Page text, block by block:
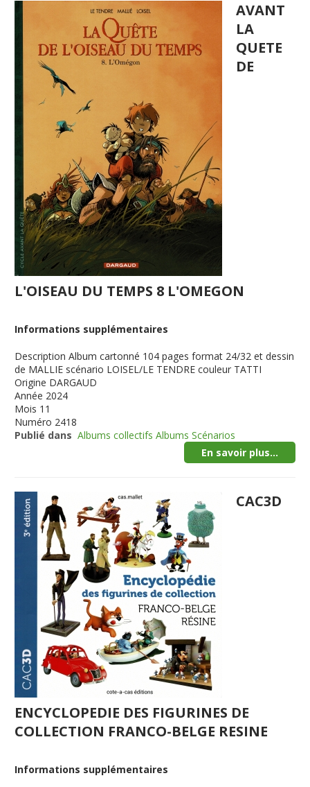
AVANT
LA
QUETE
DE
L'OISEAU DU TEMPS 8 L'OMEGON
Informations supplémentaires
Description Album cartonné 104 pages format 24/32 et dessin
de MALLIE scénario LOISEL/LE TENDRE couleur TATTI
Origine DARGAUD
Année 2024
Mois 11
Numéro 2418
Publié dans Albums collectifs Albums Scénarios
En savoir plus...
CAC3D
ENCYCLOPEDIE DES FIGURINES DE
COLLECTION FRANCO-BELGE RESINE
Informations supplémentaires